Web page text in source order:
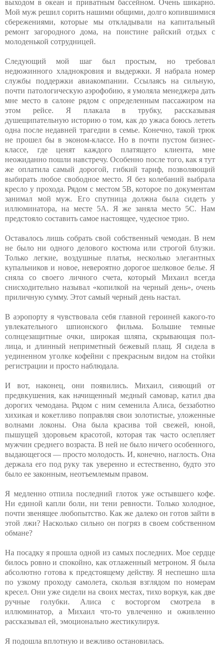
выходом в океан и приватным бассейном. Очень шикарно.
Мой муж решил сорить нашими общими, долго копившимися
сбережениями, которые мы откладывали на капитальный
ремонт загородного дома, на поистине райский отдых с
молоденькой сотрудницей.
Следующий мой шаг был простым, но требовал
недюжинного хладнокровия и выдержки. Я набрала номер
службы поддержки авиакомпании. Ссылаясь на сильную,
почти патологическую аэрофобию, я умоляла менеджера дать
мне место в салоне рядом с определенным пассажиром на
этом рейсе. Я плакала в трубку, рассказывая
душещипательную историю о том, как до ужаса боюсь лететь
одна после недавней трагедии в семье. Конечно, такой трюк
не прошел бы в эконом-классе. Но в почти пустом бизнес-
классе, где ценят каждого платящего клиента, мне
неожиданно пошли навстречу. Особенно после того, как я тут
же оплатила самый дорогой, гибкий тариф, позволяющий
выбирать любое свободное место. Я без колебаний выбрала
кресло у прохода. Рядом с местом 5B, которое по документам
занимал мой муж. Его спутница должна была сидеть у
иллюминатора, на месте 5A. Я же заняла место 5C. Нам
предстояло составить самое настоящее, чудесное трио.
Оставалось лишь собрать свой собственный чемодан. В нем
не было ни одного делового костюма или строгой блузки.
Только легкие, воздушные платья, несколько элегантных
купальников и новое, невероятно дорогое шелковое белье. Я
сняла со своего личного счета, который Михаил всегда
снисходительно называл «копилкой на черный день», очень
приличную сумму. Этот самый черный день настал.
В аэропорту я чувствовала себя главной героиней какого-то
увлекательного шпионского фильма. Большие темные
солнцезащитные очки, широкая шляпа, скрывающая пол-
лица, и длинный неприметный бежевый плащ. Я сидела в
уединенном уголке кофейни с прекрасным видом на стойки
регистрации и просто наблюдала.
И вот, наконец, они появились. Михаил, сияющий от
предвкушения, как начищенный медный самовар, катил два
дорогих чемодана. Рядом с ним семенила Алиса, беззаботно
хихикая и кокетливо поправляя свои золотистые, уложенные
волнами локоны. Она была красива той свежей, юной,
пышущей здоровьем красотой, которая так часто ослепляет
мужчин среднего возраста. В ней не было ничего особенного,
выдающегося — просто молодость. И, конечно, наглость. Она
держала его под руку так уверенно и естественно, будто это
было ее законным, неотъемлемым правом.
Я медленно отпила последний глоток уже остывшего кофе.
Ни единой капли боли, ни тени ревности. Только холодное,
почти звенящее любопытство. Как же далеко он готов зайти в
этой лжи? Насколько сильно он погряз в своем собственном
обмане?
На посадку я прошла одной из самых последних. Мое сердце
билось ровно и спокойно, как отлаженный метроном. Я была
абсолютно готова к предстоящему действу. Я неспешно шла
по узкому проходу самолета, скользя взглядом по номерам
кресел. Они уже сидели на своих местах, тихо воркуя, как две
ручные голубки. Алиса с восторгом смотрела в
иллюминатор, а Михаил что-то увлеченно и оживленно
рассказывал ей, эмоционально жестикулируя.
Я подошла вплотную и вежливо остановилась.